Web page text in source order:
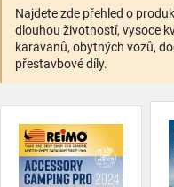
Najdete zde přehled o
dlouhou životností, vysoce
karavanů, obytných vozů,
přestavbové díly.